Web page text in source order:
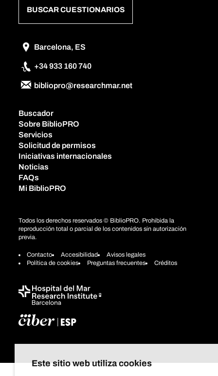
BUSCAR CUESTIONARIOS
Barcelona, ES
+34 933 160 740
bibliopro@researchmar.net
Buscador
Sobre BiblioPRO
Servicios
Solicitud de permisos
Iniciativas internacionales
Noticias
FAQs
Mi BiblioPRO
Todos los derechos reservados © BiblioPRO. Prohibida la
reproducción total o parcial de los contenidos sin autorización
previa.
Contacto Accesibilidad
Avisos legales
Política de cookies
Preguntas frecuentes Créditos
Este sitio web utiliza cookies